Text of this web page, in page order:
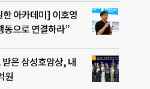
아카데미] 이호영
동으로 연결하라”
은 삼성호암상, 내
원